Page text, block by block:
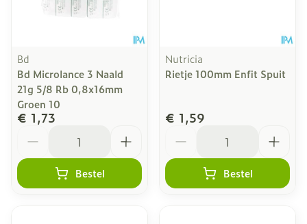
Bd
Bd Microlance 3 Naald
21g 5/8 Rb 0,8x16mm
Groen 10
€ 1,73
Bestel
Nutricia
Rietje 100mm Enfit Spuit
€ 1,59
Bestel